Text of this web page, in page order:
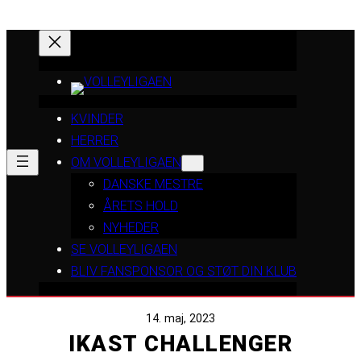
KVINDER
HERRER
OM VOLLEYLIGAEN
DANSKE MESTRE
ÅRETS HOLD
NYHEDER
SE VOLLEYLIGAEN
BLIV FANSPONSOR OG STØT DIN KLUB
14. maj, 2023
IKAST CHALLENGER